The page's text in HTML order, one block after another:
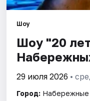
Шоу
Шоу "20
29 июля 2026 •
Город: Набережные